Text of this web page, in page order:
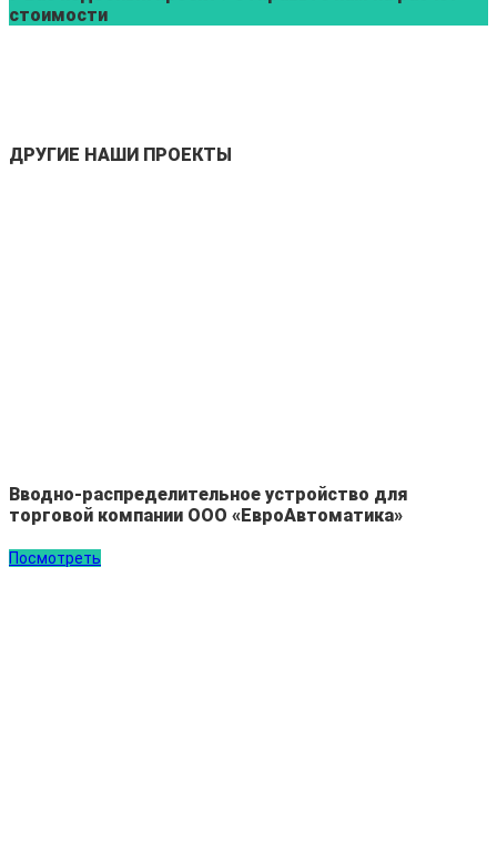
стоимости
ДРУГИЕ НАШИ ПРОЕКТЫ
Вводно-распределительное устройство для
торговой компании ООО «ЕвроАвтоматика»
Посмотреть